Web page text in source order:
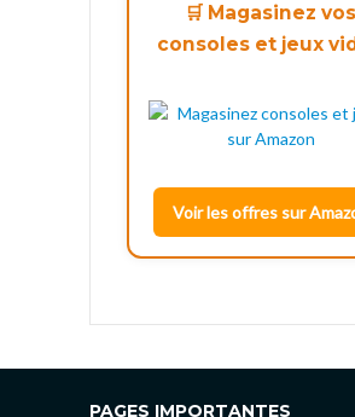
🛒 Magasinez vos
consoles et jeux
Voir les offres sur
PAGES IMPORTANTES